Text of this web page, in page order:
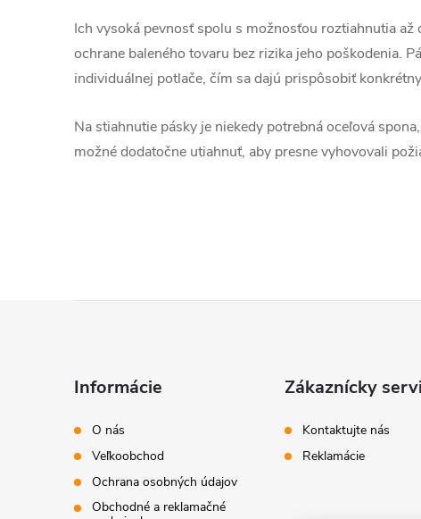
Ich vysoká pevnosť spolu s možnosťou roztiahnutia
ochrane baleného tovaru bez rizika jeho poškodenia.
individuálnej potlače, čím sa dajú prispôsobiť
Na stiahnutie pásky je niekedy potrebná oceľová
možné dodatočne utiahnuť, aby presne vyhovovali
Informácie
O nás
Veľkoobchod
Ochrana osobných údajov
Obchodné a reklamačné
Zákaznícky
Kontaktujte nás
Reklamácie